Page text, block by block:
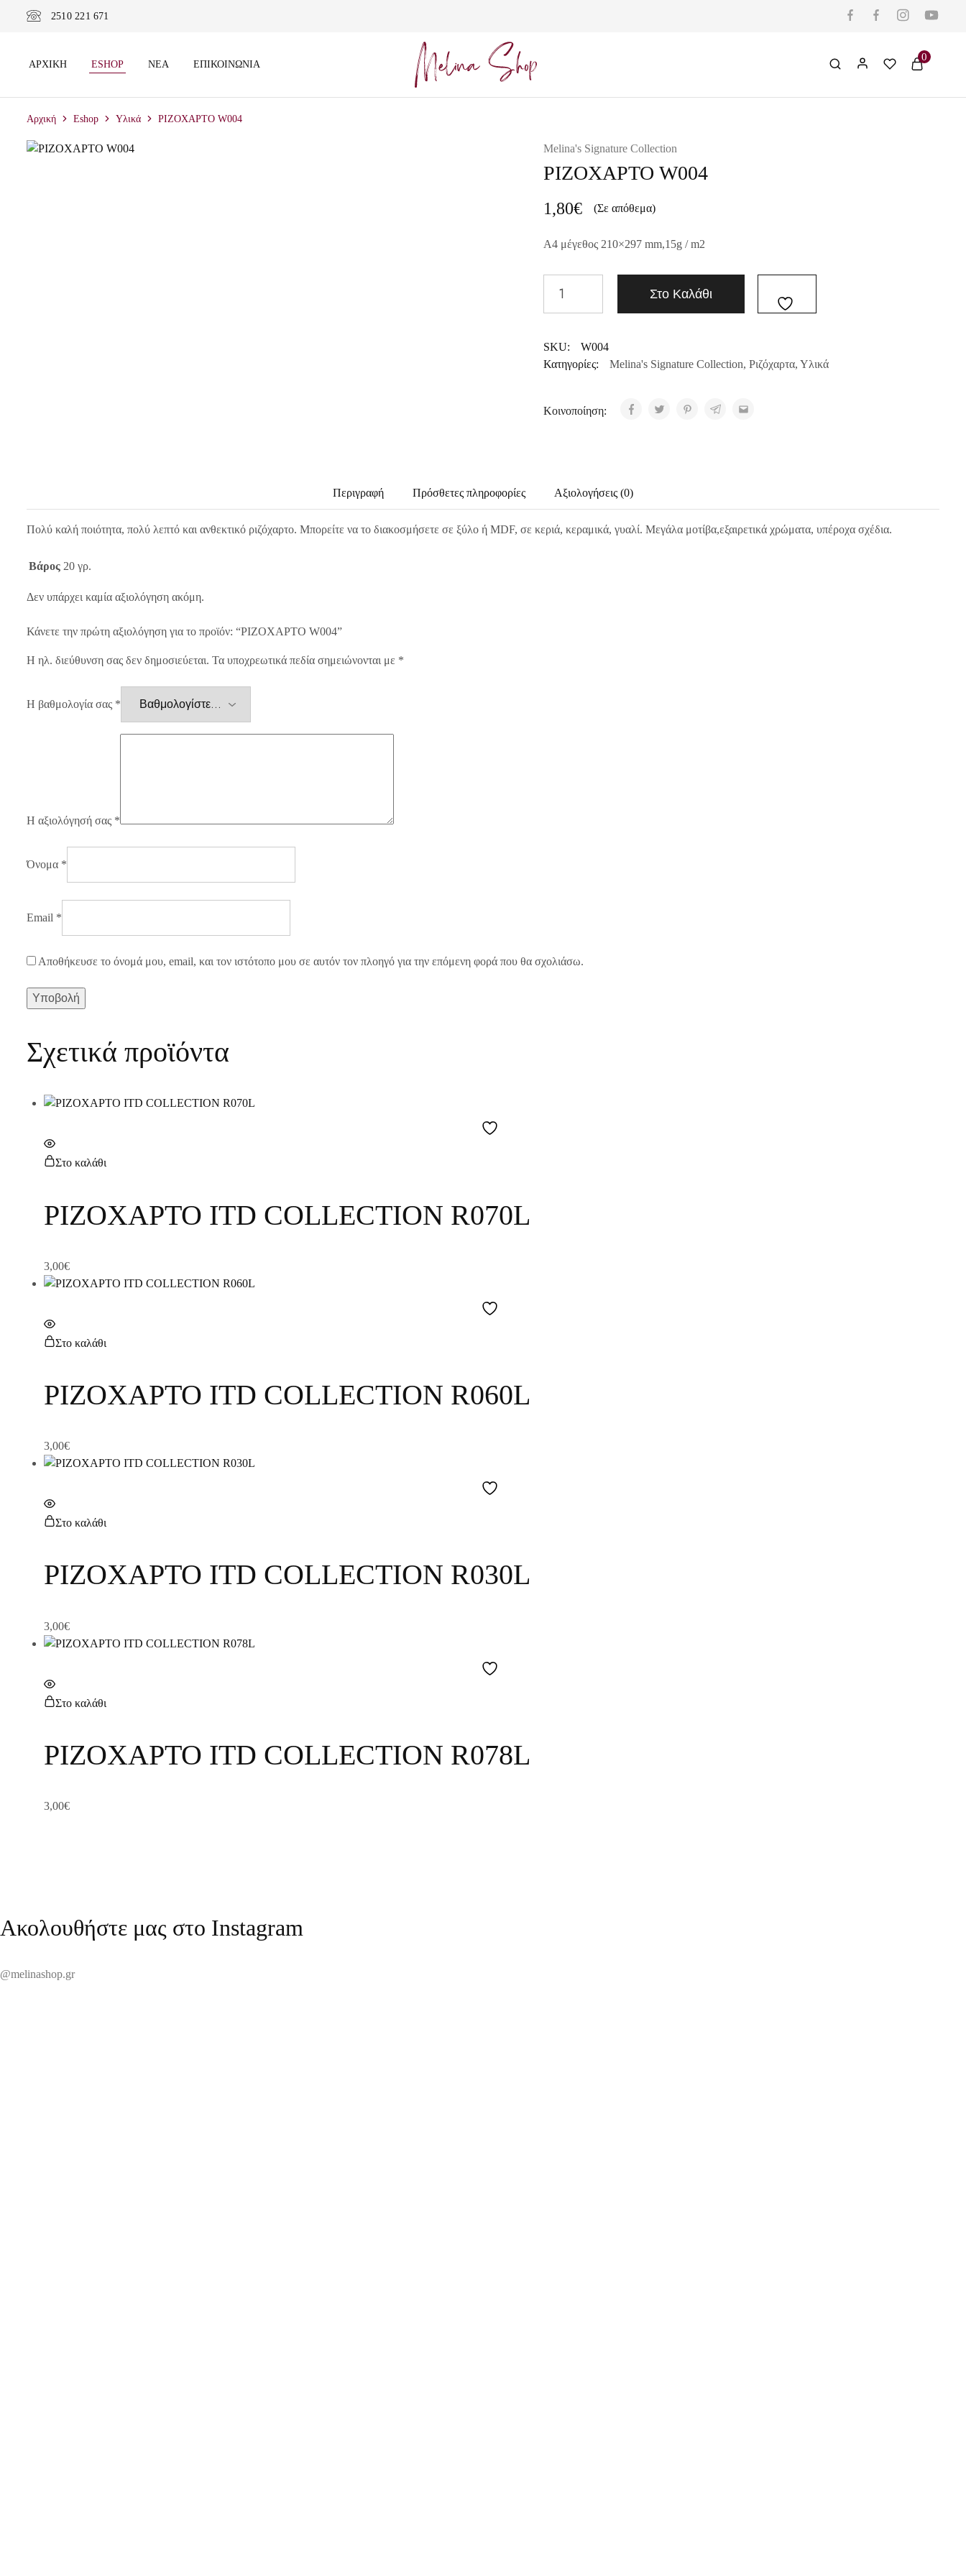
2510 221 671
ΑΡΧΙΚΉ ESHOP ΝΈΑ ΕΠΙΚΟΙΝΩΝΊΑ
Melina
Shop
0
Αρχική Eshop Υλικά ΡΙΖΟΧΑΡΤΟ W004
Melina's Signature Collection
ΡΙΖΟΧΑΡΤΟ W004
1,80€ (Σε απόθεμα)
A4 μέγεθος 210×297 mm,15g / m2
Στο Καλάθι
SKU:
W004
Κατηγορίες:
Melina's Signature Collection, Ριζόχαρτα, Υλικά
Κοινοποίηση:
Περιγραφή Πρόσθετες πληροφορίες Αξιολογήσεις (0)
Πολύ καλή ποιότητα, πολύ λεπτό και ανθεκτικό ριζόχαρτο. Μπορείτε να το διακοσμήσετε σε ξύλο ή MDF, σε κεριά, κεραμικά, γυαλί. Μεγάλα μοτίβα,εξαιρετικά χρώματα, υπέροχα σχέδια.
Βάρος 20 γρ.
Δεν υπάρχει καμία αξιολόγηση ακόμη.
Κάνετε την πρώτη αξιολόγηση για το προϊόν: “ΡΙΖΟΧΑΡΤΟ W004”
Η ηλ. διεύθυνση σας δεν δημοσιεύεται. Τα υποχρεωτικά πεδία σημειώνονται με *
Η βαθμολογία σας *
Η αξιολόγησή σας *
Όνομα *
Email *
Αποθήκευσε το όνομά μου, email, και τον ιστότοπο μου σε αυτόν τον πλοηγό για την επόμενη φορά που θα σχολιάσω.
Σχετικά προϊόντα
Στο καλάθι
ΡΙΖΟΧΑΡΤΟ ITD COLLECTION R070L
3,00€
Στο καλάθι
ΡΙΖΟΧΑΡΤΟ ITD COLLECTION R060L
3,00€
Στο καλάθι
ΡΙΖΟΧΑΡΤΟ ITD COLLECTION R030L
3,00€
Στο καλάθι
ΡΙΖΟΧΑΡΤΟ ITD COLLECTION R078L
3,00€
Ακολουθήστε μας στο Instagram
@melinashop.gr